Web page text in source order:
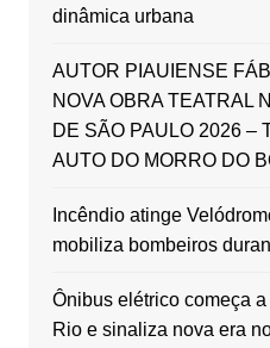
dinâmica urbana
AUTOR PIAUIENSE
NOVA OBRA TEATRAL
DE SÃO PAULO 2026 –
AUTO DO MORRO DO
Incêndio atinge
mobiliza bombeiros
Ônibus elétrico começa
Rio e sinaliza nova era